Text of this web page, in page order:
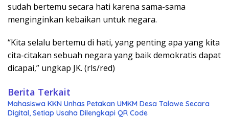
sudah bertemu secara hati karena sama-sama
menginginkan kebaikan untuk negara.
“Kita selalu bertemu di hati, yang penting apa yang kita
cita-citakan sebuah negara yang baik demokratis dapat
dicapai,” ungkap JK. (rls/red)
Berita Terkait
Mahasiswa KKN Unhas Petakan UMKM Desa Talawe Secara
Digital, Setiap Usaha Dilengkapi QR Code